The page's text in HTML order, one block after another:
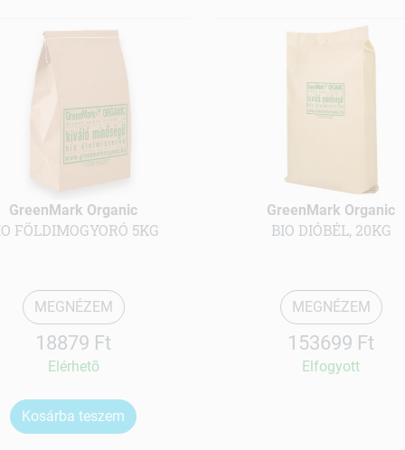
GreenMark Organic
FÖLDIMOGYORÓ 5KG
MEGNÉZEM
18879 Ft
Elérhetõ
Kosárba teszem
GreenMark Organic
BIO DIÓBÉL, 20KG
MEGNÉZEM
153699 Ft
Elfogyott